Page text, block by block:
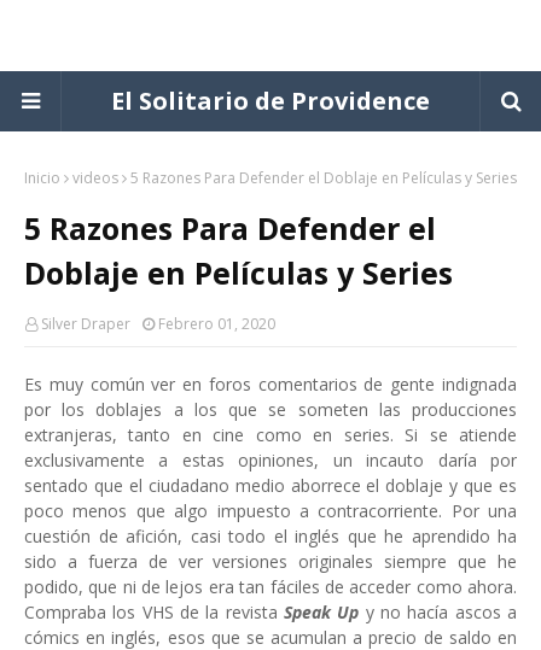
El Solitario de Providence
Inicio videos 5 Razones Para Defender el Doblaje en Películas y Series
5 Razones Para Defender el
Doblaje en Películas y Series
Silver Draper Febrero 01, 2020
Es muy común ver en foros comentarios de gente indignada
por los doblajes a los que se someten las producciones
extranjeras, tanto en cine como en series. Si se atiende
exclusivamente a estas opiniones, un incauto daría por
sentado que el ciudadano medio aborrece el doblaje y que es
poco menos que algo impuesto a contracorriente. Por una
cuestión de afición, casi todo el inglés que he aprendido ha
sido a fuerza de ver versiones originales siempre que he
podido, que ni de lejos era tan fáciles de acceder como ahora.
Compraba los VHS de la revista Speak Up y no hacía ascos a
cómics en inglés, esos que se acumulan a precio de saldo en